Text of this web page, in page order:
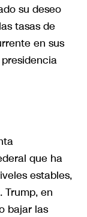
su deseo
tasas de
en sus
que ha
estables,
Trump, en
bajar las